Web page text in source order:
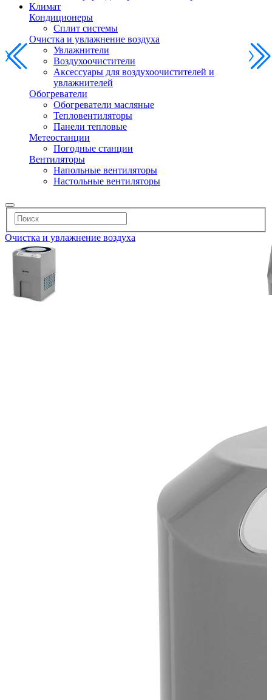
Климат
Кондиционеры
Сплит системы
Очистка и увлажнение воздуха
Увлажнители
Воздухоочистители
Аксессуары для воздухоочистителей и
увлажнителей
Обогреватели
Обогреватели масляные
Тепловентиляторы
Панели тепловые
Метеостанции
Погодные станции
Вентиляторы
Напольные вентиляторы
Настольные вентиляторы
Очистка и увлажнение воздуха